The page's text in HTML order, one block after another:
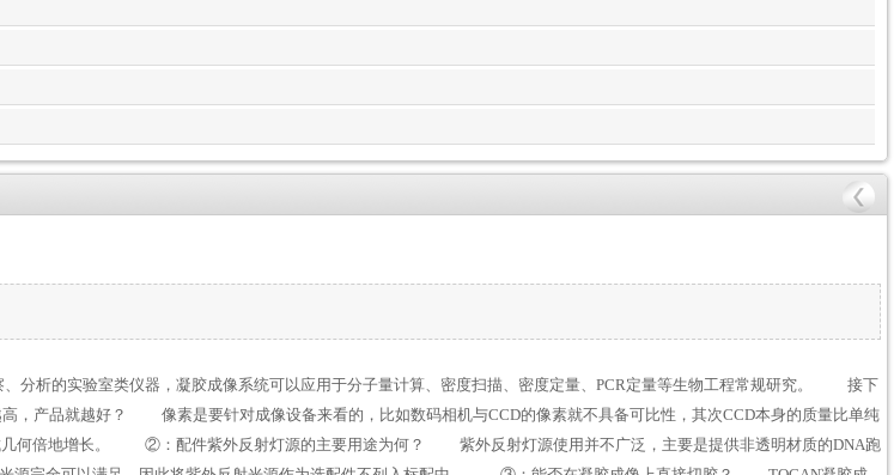
析的实验室类仪器，凝胶成像系统可以应用于分子量计算、密度扫描、密度定量、PCR定量等生物工程常规研究。 接下
产品就越好？ 像素是要针对成像设备来看的，比如数码相机与CCD的像素就不具备可比性，其次CCD本身的质量比单纯
几何倍地增长。 ②：配件紫外反射灯源的主要用途为何？ 紫外反射灯源使用并不广泛，主要是提供非透明材质的DNA跑